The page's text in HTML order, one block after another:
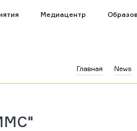
Медиацентр
Главная News